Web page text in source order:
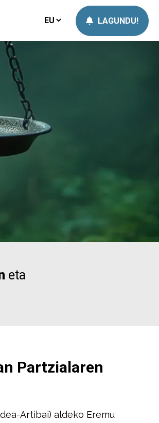
eta
Partzialaren
Artibai) aldeko Eremu
LAGUNDU!